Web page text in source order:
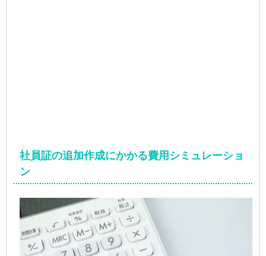
社員証の追加作成にかかる費用シミュレーショ
ン